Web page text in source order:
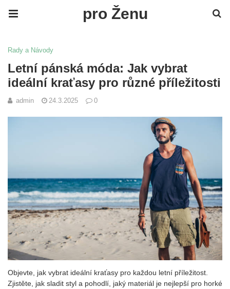
pro Ženu
Rady a Návody
Letní pánská móda: Jak vybrat
ideální kraťasy pro různé příležitosti
admin 24.3.2025 0
Objevte, jak vybrat ideální kraťasy pro každou letní příležitost.
Zjistěte, jak sladit styl a pohodlí, jaký materiál je nejlepší pro horké